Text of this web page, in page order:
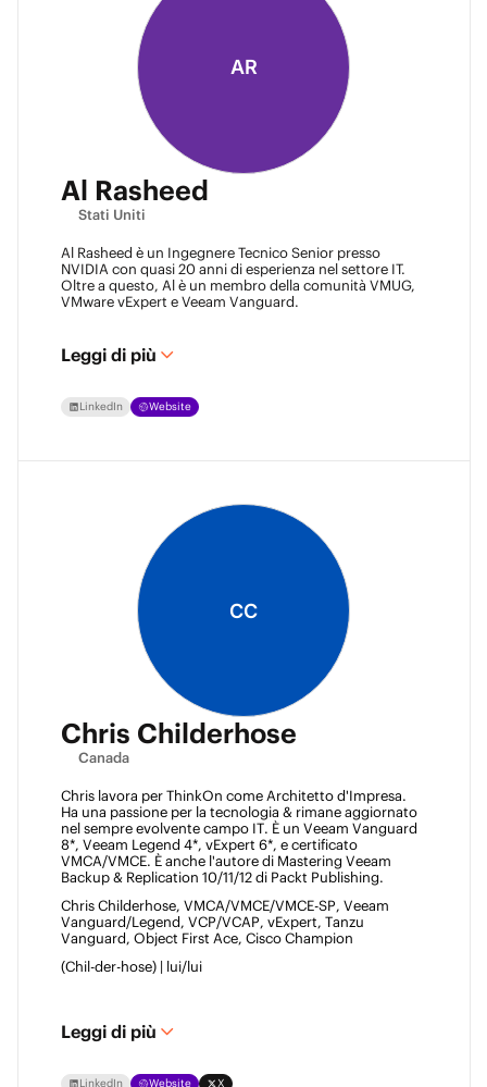
AR
Al Rasheed
Stati Uniti
Al Rasheed è un Ingegnere Tecnico Senior presso
NVIDIA con quasi 20 anni di esperienza nel settore IT.
Oltre a questo, Al è un membro della comunità VMUG,
VMware vExpert e Veeam Vanguard.
Leggi di più
LinkedIn Website
CC
Chris Childerhose
Canada
Chris lavora per ThinkOn come Architetto d'Impresa.
Ha una passione per la tecnologia & rimane aggiornato
nel sempre evolvente campo IT. È un Veeam Vanguard
8*, Veeam Legend 4*, vExpert 6*, e certificato
VMCA/VMCE. È anche l'autore di Mastering Veeam
Backup & Replication 10/11/12 di Packt Publishing.
Chris Childerhose, VMCA/VMCE/VMCE-SP, Veeam
Vanguard/Legend, VCP/VCAP, vExpert, Tanzu
Vanguard, Object First Ace, Cisco Champion
(Chil-der-hose) | lui/lui
Leggi di più
LinkedIn Website X